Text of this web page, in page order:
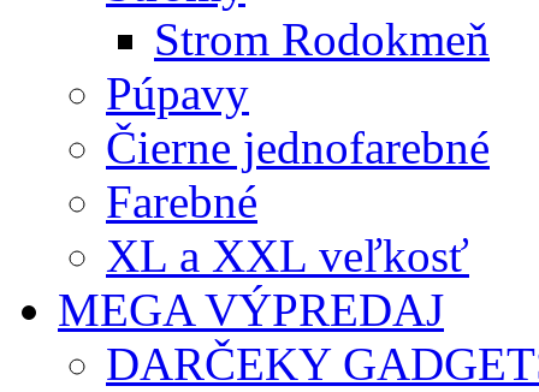
Strom Rodokmeň
Púpavy
Čierne jednofarebné
Farebné
XL a XXL veľkosť
MEGA VÝPREDAJ
DARČEKY